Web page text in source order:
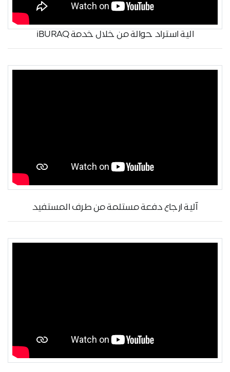
الية استراد حوالة من خلال خدمة iBURAQ
آلية ارجاع دفعة مستلمة من طرف المستفيد